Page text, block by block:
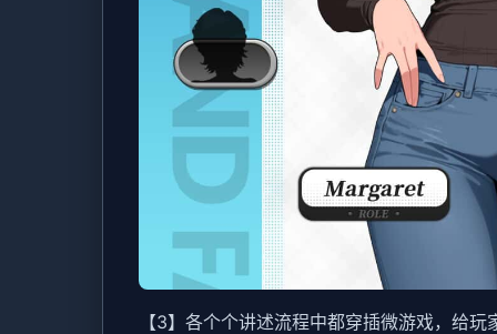
【3】各个个讲述流程中都穿插微游戏，给玩